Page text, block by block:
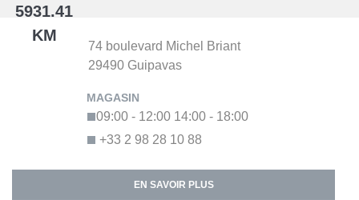
5931.41
KM
74 boulevard Michel Briant
29490 Guipavas
+33 2 98 28 10 88
09:00 - 12:00 14:00 - 18:00
EN SAVOIR PLUS